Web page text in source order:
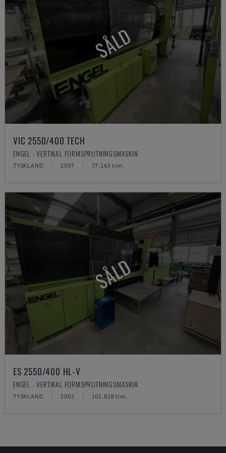
SÅLD
VIC 2550/400 TECH
ENGEL - VERTIKAL FORMSPRUTNINGSMASKIN
TYSKLAND 2007 77.163 tim.
SÅLD
ES 2550/400 HL-V
ENGEL - VERTIKAL FORMSPRUTNINGSMASKIN
TYSKLAND 2002 102.818 tim.